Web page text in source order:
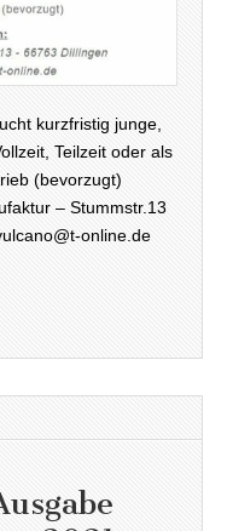
kurzfristig junge,
Teilzeit oder als
(bevorzugt)
– Stummstr.13
online.de